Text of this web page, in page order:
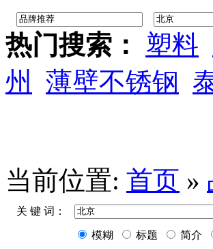
热门搜索： 塑料
州
薄壁不锈钢
当前位置: 首页 »
关 键 词：
模糊 标题 简介